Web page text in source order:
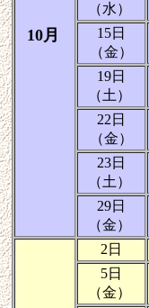
10月
（水）
15日
（金）
19日
（土）
22日
（金）
23日
（土）
29日
（金）
2日
5日
（金）